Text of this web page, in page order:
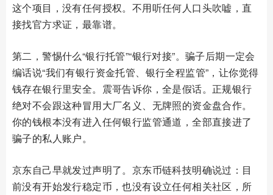
这个项目，没有任何授权。不用听任何人口头吹嘘，直
接找官方求证，最靠谱。
第二，警惕什么“银行托管”“银行对接”。骗子后期一定会
编话说“我们有银行资金托管、银行全程监管”，让你觉得
钱存在银行里安全。震哥告诉你，全是假话。正规银行
绝对不会跟这种冒用大厂名义、无牌照的资金盘合作。
你的钱根本没有进入任何银行监管通道，全部直接进了
骗子的私人账户。
京东自己早就发过声明了。京东币链科技明确说过：目
前没有开始发行稳定币，也没有设立任何相关社区，所